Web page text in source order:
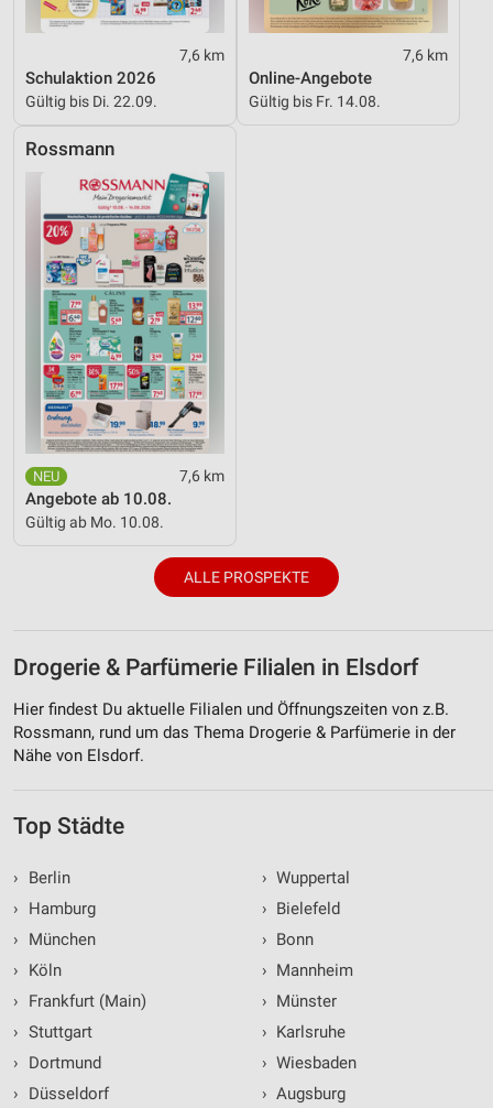
7,6 km
Schulaktion 2026
Gültig bis Di. 22.09.
7,6 km
Online-Angebote
Gültig bis Fr. 14.08.
Rossmann
7,6 km
Angebote ab 10.08.
Gültig ab Mo. 10.08.
ALLE PROSPEKTE
Drogerie & Parfümerie Filialen in Elsdorf
Hier findest Du aktuelle Filialen und Öffnungszeiten von z.B.
Rossmann, rund um das Thema Drogerie & Parfümerie in der
Nähe von Elsdorf.
Top Städte
›
Berlin
›
Hamburg
›
München
›
Köln
›
Frankfurt (Main)
› Stuttgart
›
Dortmund
›
Düsseldorf
› Wuppertal
› Bielefeld
› Bonn
› Mannheim
› Münster
› Karlsruhe
› Wiesbaden
› Augsburg
Notwendig
Funktional